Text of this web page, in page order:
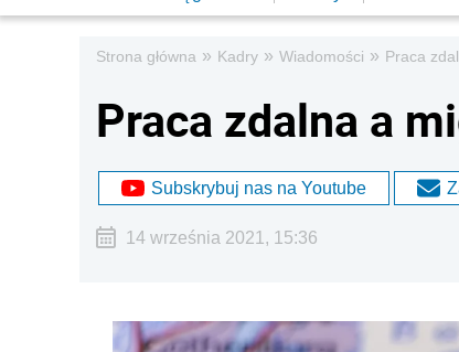
Strona główna » Kadry » Wiadomości » Praca
Praca zdalna a
Subskrybuj nas na Youtube
14 września 2021, 15:36